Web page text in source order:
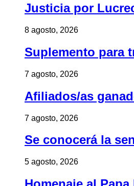
Justicia por
8 agosto, 2026
Suplemento para
7 agosto, 2026
Afiliados/as
7 agosto, 2026
Se conocerá la
5 agosto, 2026